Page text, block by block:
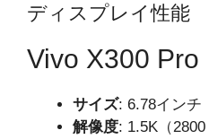
ディスプレイ性能
Vivo X300 Pro
サイズ: 6.78インチ
解像度: 1.5K（2800